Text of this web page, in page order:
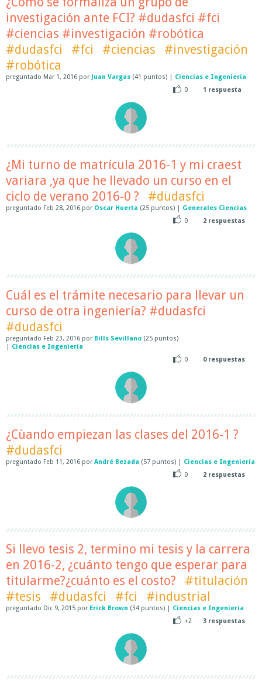
investigación ante FCI? #dudasfci #fci
#ciencias #investigación #robótica
#dudasfci
#fci #ciencias
#investigación
#robótica
preguntado Mar 1, 2016 por Juan Vargas (41 puntos) | Ciencias e Ingeniería
0
1 respuesta
¿Mi turno de matrícula 2016-1 y mi craest
variara ,ya que he llevado un curso en el
ciclo de verano 2016-0 ?
#dudasfci
preguntado Feb 28, 2016 por Oscar Huerta (25 puntos) | Generales Ciencias
0
2 respuestas
Cuál es el trámite necesario para llevar un
curso de otra ingeniería? #dudasfci
#dudasfci
preguntado Feb 23, 2016 por Bills Sevillano (25 puntos)
| Ciencias e Ingeniería
0
0respuestas
¿Cùando empiezan las clases del 2016-1 ?
#dudasfci
preguntado Feb 11, 2016 por André Bezada (57 puntos) | Ciencias e Ingeniería
0
2 respuestas
Si llevo tesis 2, termino mi tesis y la carrera
en 2016-2, ¿cuánto tengo que esperar para
titularme?¿cuánto es el costo?
#titulación
#tesis
#dudasfci #fci #industrial
preguntado Dic 9, 2015 por Erick Brown (34 puntos) | Ciencias e Ingeniería
+2
3 respuestas